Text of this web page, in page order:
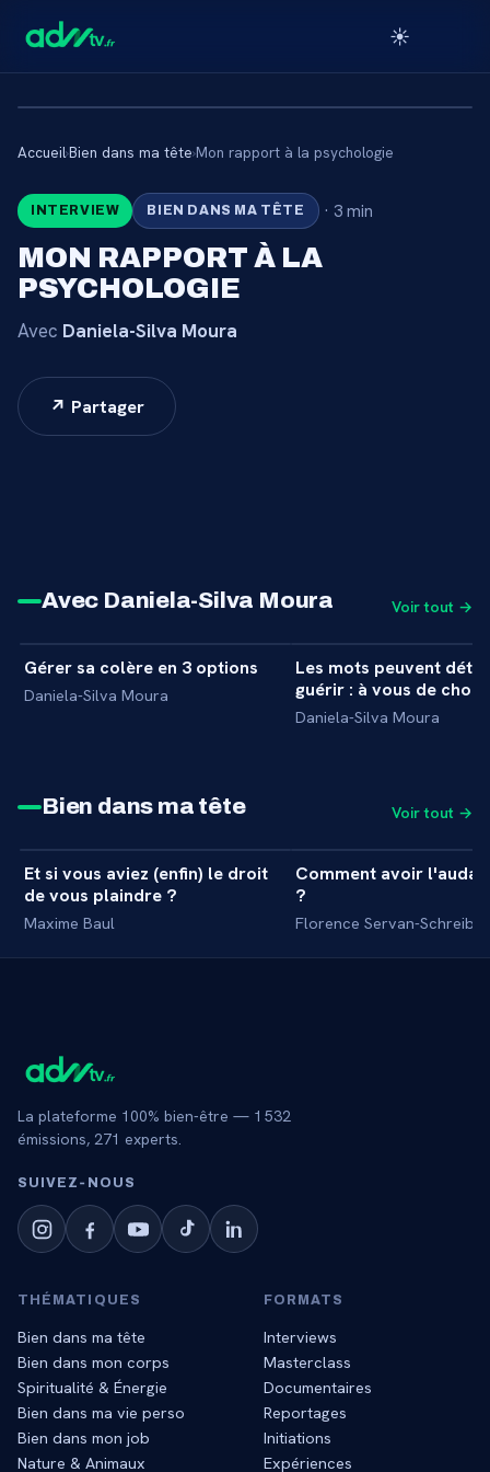
☀️
CONTENU RÉSERVÉ AUX
ABONNÉS
abonnez-vous pour accéder au catalogue.
Débloquer l'accès →
Accueil›Bien dans ma tête›Mon rapport à la psychologie
INTERVIEW BIEN DANS MA TÊTE · 3 min
MON RAPPORT À LA
PSYCHOLOGIE
Avec Daniela-Silva Moura
↗ Partager
Avec Daniela-Silva Moura Voir tout →
INTERVIEW +
Gérer sa colère en 3 options
Daniela-Silva Moura
INTERVIEW
Les mots peuvent
guérir : à vous de
Daniela-Silva Moura
Bien dans ma tête Voir tout →
MASTERCLASS +
Et si vous aviez (enfin) le droit
de vous plaindre ?
Maxime Baul
MASTERCLASS
Comment avoir
?
Florence Servan-Schreiber
La plateforme 100% bien-être — 1 532
émissions, 271 experts.
SUIVEZ‑NOUS
THÉMATIQUES
Bien dans ma tête
Bien dans mon corps
Spiritualité & Énergie
Bien dans ma vie perso
Bien dans mon job
Nature & Animaux
FORMATS
Interviews
Masterclass
Documentaires
Reportages
Initiations
Expériences